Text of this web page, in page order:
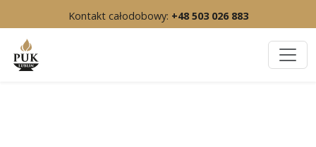
Kontakt całodobowy: +48 503 026 883